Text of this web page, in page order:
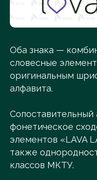
Оба знака —
словесные
оригинальным
алфавита.
Сопоставительный
фонетическое
элементов «LAVA
также
классов МКТУ.